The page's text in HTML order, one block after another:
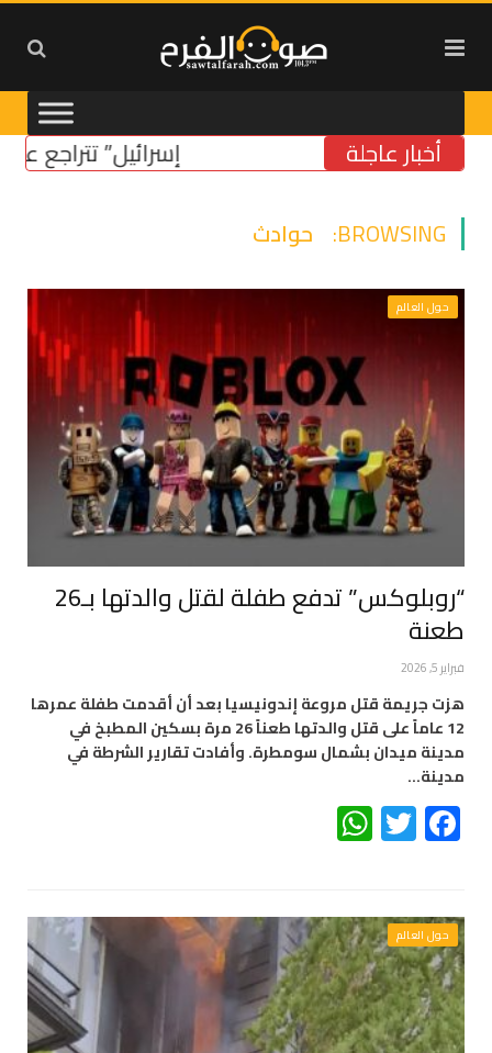
أخبار عاجلة “إسرائيل” تتراجع عن
BROWSING: حوادث
حول العالم
“روبلوكس” تدفع طفلة لقتل والدتها بـ26
طعنة
فبراير 5, 2026
هزت جريمة قتل مروعة إندونيسيا بعد أن أقدمت طفلة عمرها
12 عاماً على قتل والدتها طعناً 26 مرة بسكين المطبخ في
مدينة ميدان بشمال سومطرة. وأفادت تقارير الشرطة في
مدينة…
Facebook
Twitter
حول العالم